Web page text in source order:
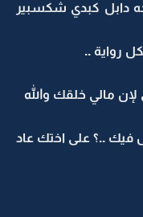
دابل كبدي شكسبير
رواية ..
مالي خلقك والله
فيك ..؟ على اختك عاد